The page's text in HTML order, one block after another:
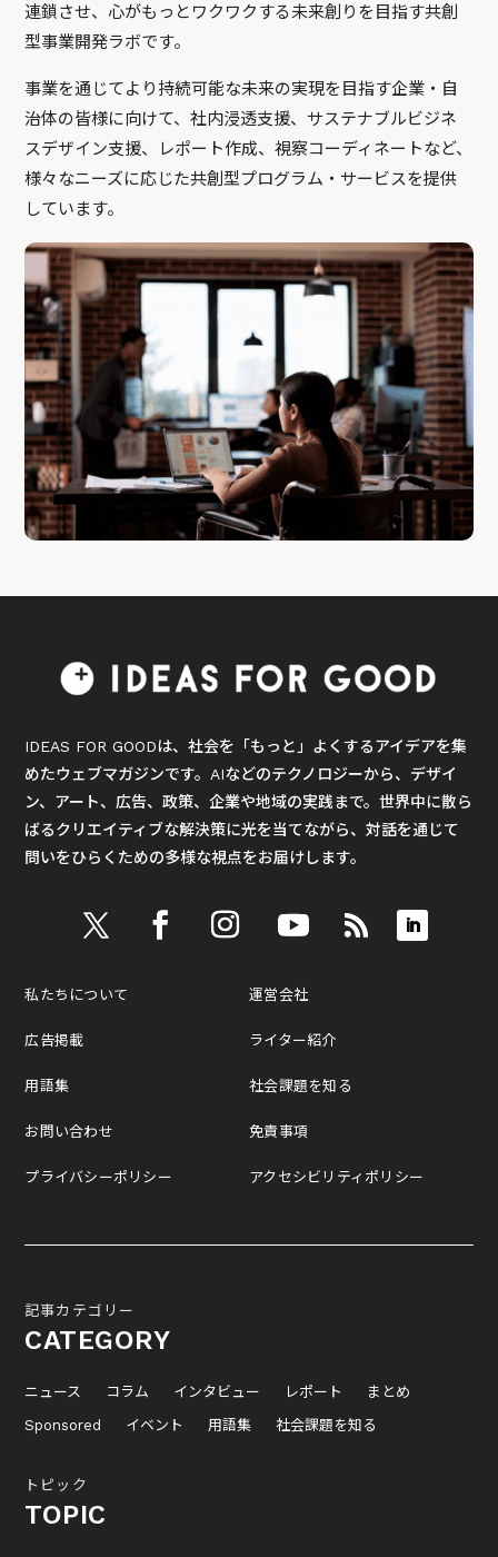
連鎖させ、心がもっとワクワクする未来創りを目指す共創
型事業開発ラボです。
事業を通じてより持続可能な未来の実現を目指す企業・自
治体の皆様に向けて、社内浸透支援、サステナブルビジネ
スデザイン支援、レポート作成、視察コーディネートなど、
様々なニーズに応じた共創型プログラム・サービスを提供
しています。
IDEAS FOR GOODは、社会を「もっと」よくするアイデアを集
めたウェブマガジンです。AIなどのテクノロジーから、デザイ
ン、アート、広告、政策、企業や地域の実践まで。世界中に散ら
ばるクリエイティブな解決策に光を当てながら、対話を通じて
問いをひらくための多様な視点をお届けします。
私たちについて
広告掲載
用語集
お問い合わせ
プライバシーポリシー
運営会社
ライター紹介
社会課題を知る
免責事項
アクセシビリティポリシー
記事カテゴリー
CATEGORY
ニュース コラム インタビュー レポート
まとめ
Sponsored
イベント 用語集 社会課題を知る
トピック
TOPIC